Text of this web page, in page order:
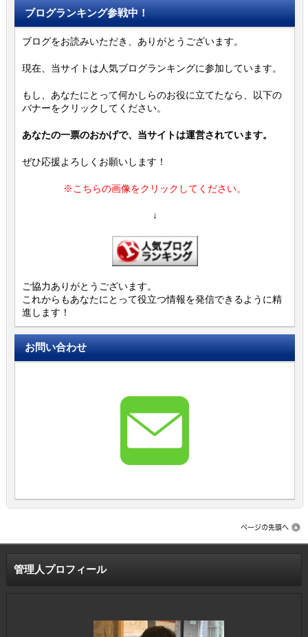
ブログランキング参戦中！
ブログをお読みいただき、ありがとうございます。
現在、当サイトは人気ブログランキングに参加しています。
もし、あなたにとって何かしらのお役に立てたなら、以下の
バナーをクリックしてください。
あなたの一票のおかげで、当サイトは運営されています。
ぜひ応援よろしくお願いします！
※こちらの画像をクリックしてください。
↓
ご協力ありがとうございます。
これからもあなたにとって役立つ情報を発信できるように精
進します！
お問い合わせ
管理人プロフィール